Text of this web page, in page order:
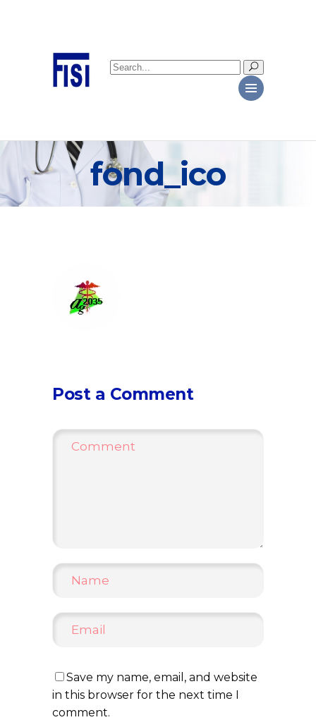
Search
for:
fond_ico
Post a Comment
Save my name, email, and website
in this browser for the next time I
comment.